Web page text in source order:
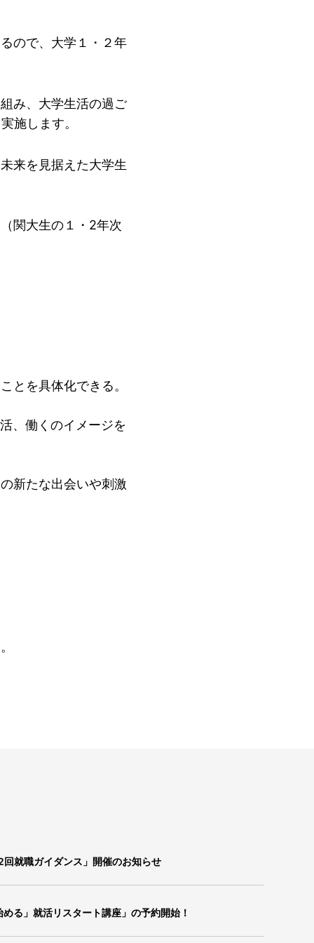
ので、大学１・２年
み、大学生活の過ご
施します。
来を見据えた大学生
関大生の１・2年次
とを具体化できる。
、働くのイメージを
新たな出会いや刺激
就職ガイダンス」開催のお知らせ
る」就活リスタート講座」の予約開始！